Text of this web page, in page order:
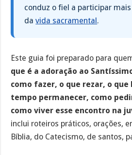
conduz o fiel a participar
davida sacramental .
Este guia foi preparado para
que é a adoração ao
como fazer, o que rezar, o
tempo permanecer, como
como viver esse encontro na
inclui roteiros práticos, orações,
Bíblia, do Catecismo, de santos,